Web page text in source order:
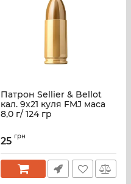
Патрон Sellier & Bellot
кал. 9x21 куля FMJ маса
8,0 г/ 124 гр
25 грн